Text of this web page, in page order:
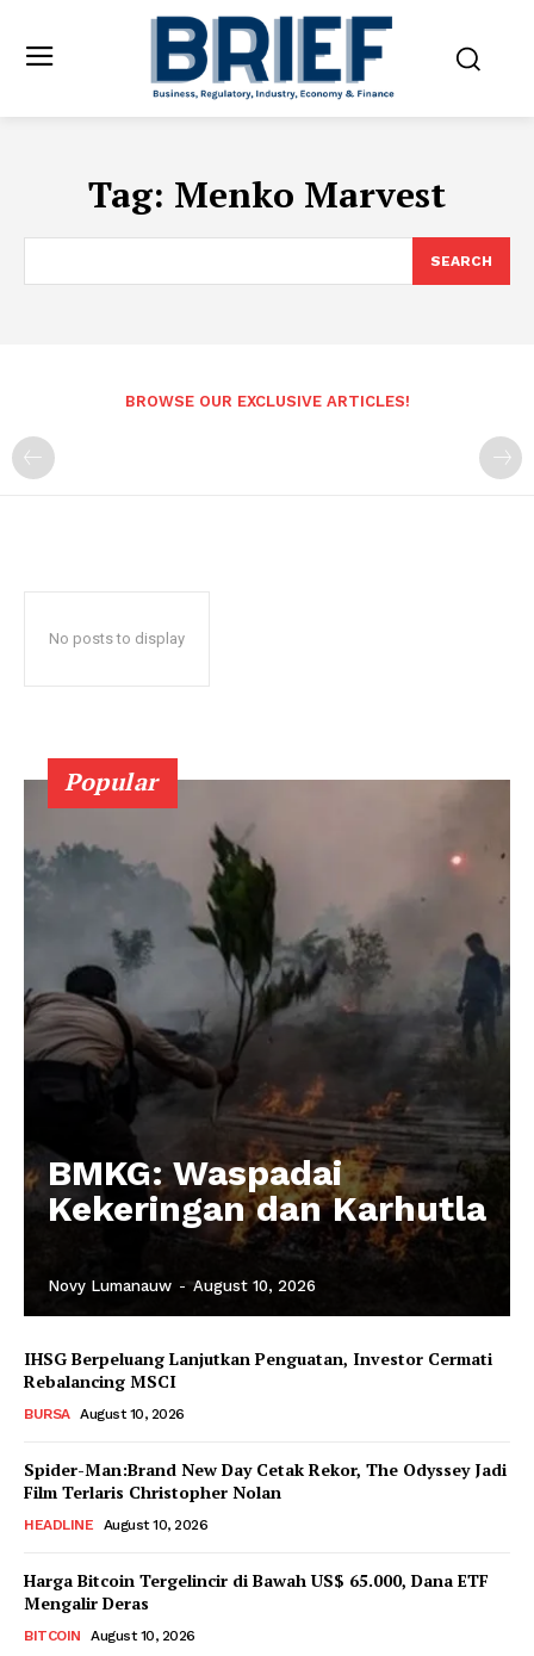
Tag: Menko Marvest
SEARCH
BROWSE OUR EXCLUSIVE ARTICLES!
No posts to display
Popular
BMKG: Waspadai
Kekeringan dan Karhutla
Novy Lumanauw - August 10, 2026
IHSG Berpeluang Lanjutkan Penguatan, Investor Cermati
Rebalancing MSCI
BURSA August 10, 2026
Spider-Man:Brand New Day Cetak Rekor, The Odyssey Jadi
Film Terlaris Christopher Nolan
HEADLINE August 10, 2026
Harga Bitcoin Tergelincir di Bawah US$ 65.000, Dana ETF
Mengalir Deras
BITCOIN August 10, 2026